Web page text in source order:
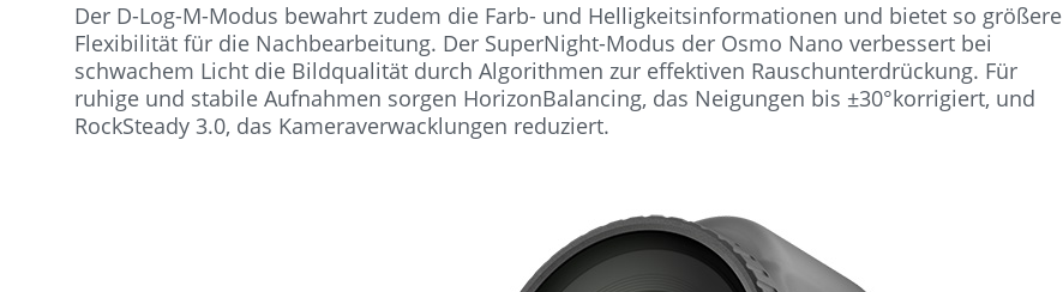
Der D-Log-M-Modus bewahrt zudem die Farb- und Helligkeitsinformationen und bietet so größere
Flexibilität für die Nachbearbeitung. Der SuperNight-Modus der Osmo Nano verbessert bei
schwachem Licht die Bildqualität durch Algorithmen zur effektiven Rauschunterdrückung. Für
ruhige und stabile Aufnahmen sorgen HorizonBalancing, das Neigungen bis ±30°korrigiert, und
RockSteady 3.0, das Kameraverwacklungen reduziert.